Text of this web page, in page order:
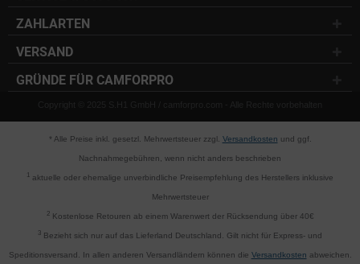
ZAHLARTEN
VERSAND
GRÜNDE FÜR CAMFORPRO
Copyright © 2025 S.H1 GmbH / camforpro.com - Alle Rechte vorbehalten
* Alle Preise inkl. gesetzl. Mehrwertsteuer zzgl. Versandkosten und ggf.
Nachnahmegebühren, wenn nicht anders beschrieben
aktuelle oder ehemalige unverbindliche Preisempfehlung des Herstellers inklusive
Mehrwertsteuer
2Kostenlose Retouren ab einem Warenwert der Rücksendung über 40€
3 Bezieht sich nur auf das Lieferland Deutschland. Gilt nicht für Express- und
Speditionsversand. In allen anderen Versandländern können die Versandkosten abweichen.